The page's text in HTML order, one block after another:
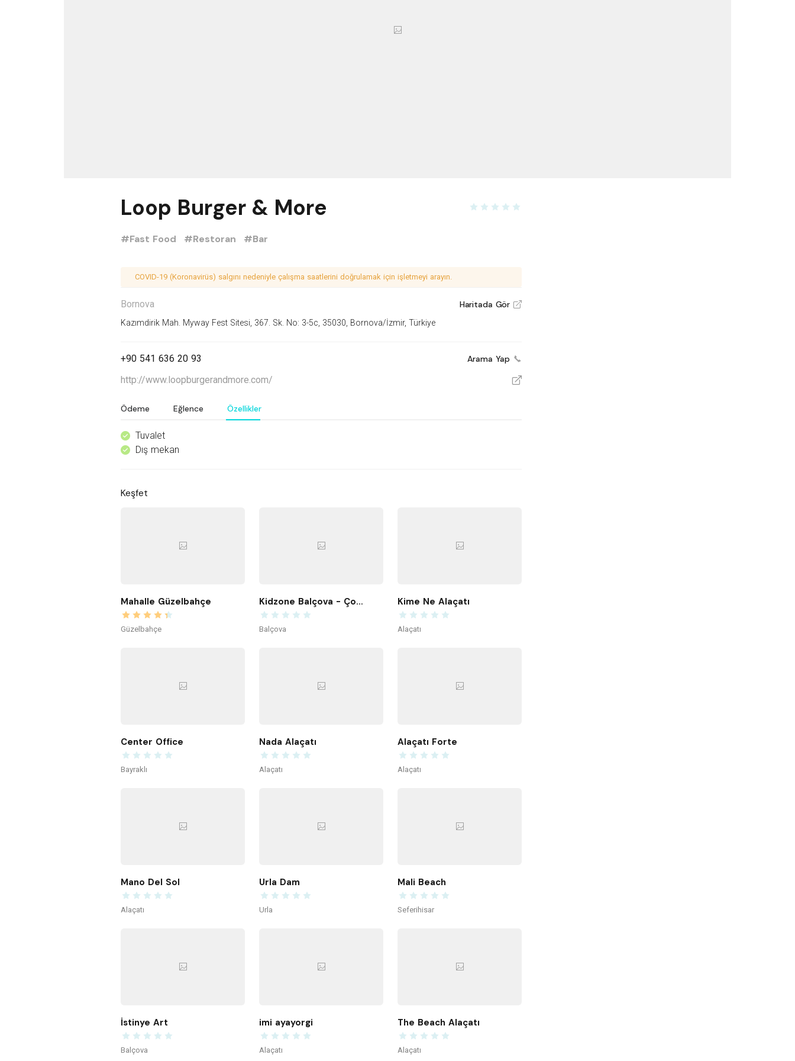
Loop Burger & More
#Fast Food #Restoran #Bar
COVID-19 (Koronavirüs) salgını nedeniyle çalışma saatlerini doğrulamak için işletmeyi arayın.
Bornova Haritada Gör V
Kazımdirik Mah. Myway Fest Sitesi, 367. Sk. No: 3-5c, 35030, Bornova/İzmir, Türkiye
+90 541 636 20 93 Arama Yap
http://www.loopburgerandmore.com/ V
Ödeme Eğlence Özellikler
^ Tuvalet
^ Dış mekan
Keşfet
Mahalle Güzelbahçe
Güzelbahçe
Kidzone Balçova - Çocuk Gelişim ve Aktivite Merkezi
Balçova
Kime Ne Alaçatı
Alaçatı
Center Office
Bayraklı
Nada Alaçatı
Alaçatı
Alaçatı Forte
Alaçatı
Mano Del Sol
Alaçatı
Urla Dam
Urla
Mali Beach
Seferihisar
İstinye Art
Balçova
imi ayayorgi
Alaçatı
The Beach Alaçatı
Alaçatı